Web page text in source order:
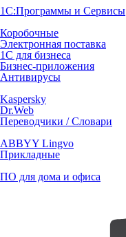
1С:Программы и Сервисы
Коробочные
Электронная поставка
1С для бизнеса
Бизнес-приложения
Антивирусы
Kaspersky
Dr.Web
Переводчики / Словари
ABBYY Lingvo
Прикладные
ПО для дома и офиса